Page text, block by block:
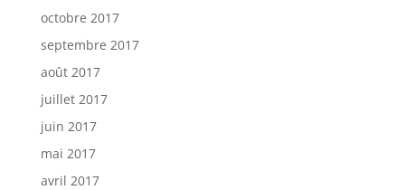
octobre 2017
septembre 2017
août 2017
juillet 2017
juin 2017
mai 2017
avril 2017